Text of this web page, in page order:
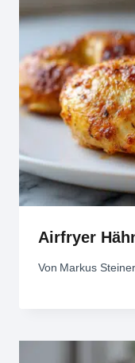
Airfryer
Von Markus Steiner